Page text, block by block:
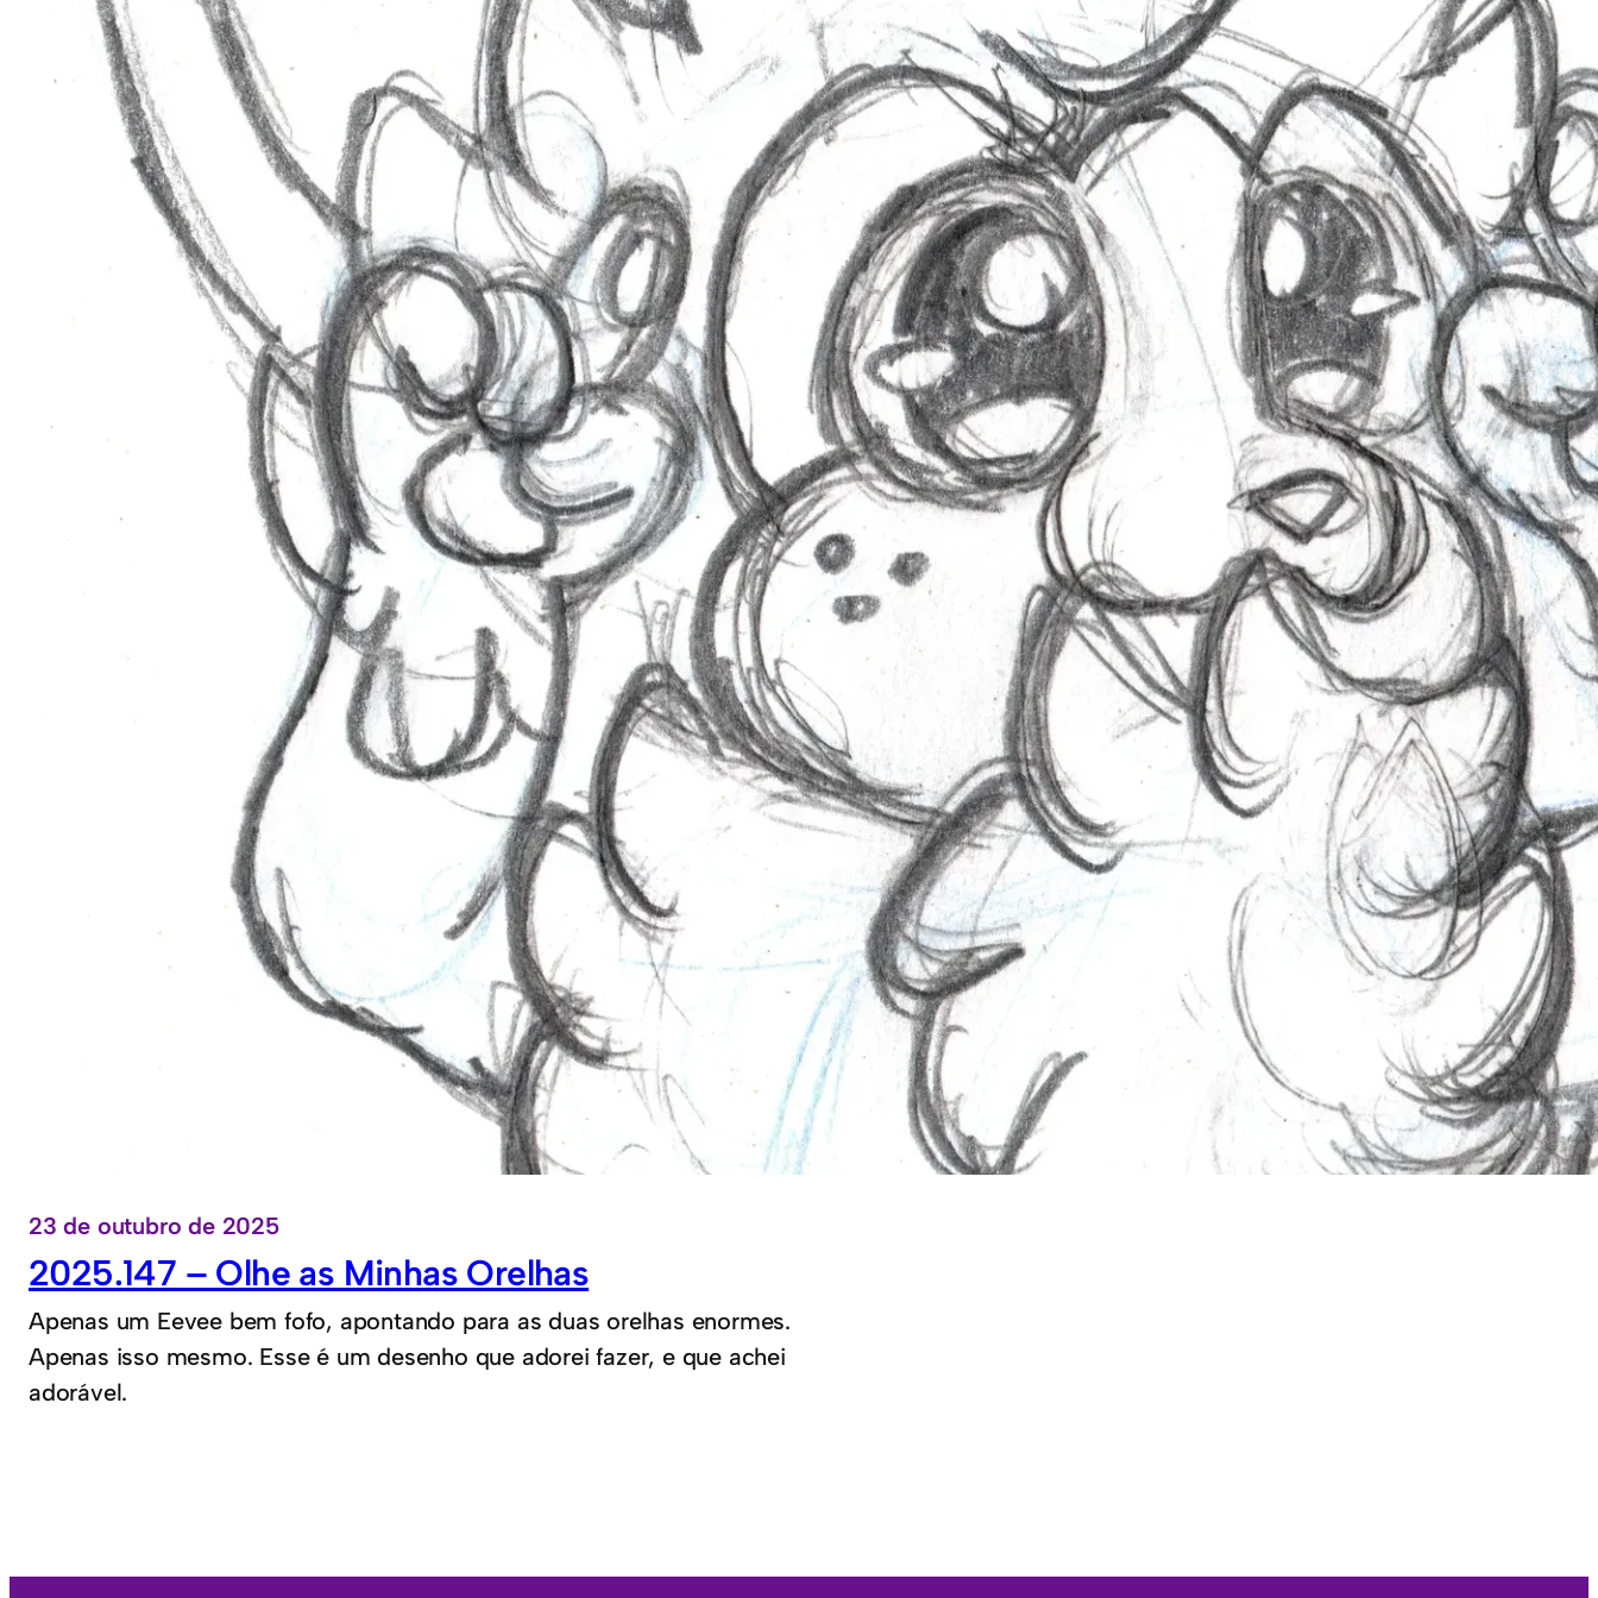
23 de outubro de 2025
2025.147 – Olhe as Minhas Orelhas
Apenas um Eevee bem fofo, apontando para as duas orelhas enormes.
Apenas isso mesmo. Esse é um desenho que adorei fazer, e que achei
adorável.